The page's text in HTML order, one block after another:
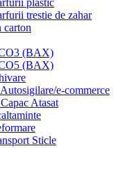
plastic
trestie de zahar
carton
(BAX)
(BAX)
e-commerce
Atasat
Sticle